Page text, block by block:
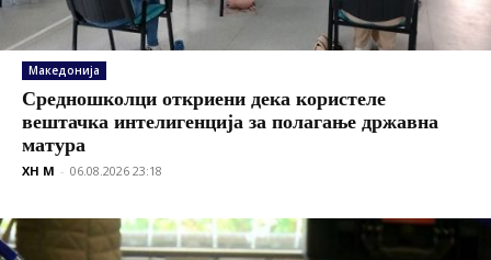
Македонија
Средношколци откриени дека користеле
вештачка интелигенција за полагање државна
матура
XH M - 06.08.2026 23:18